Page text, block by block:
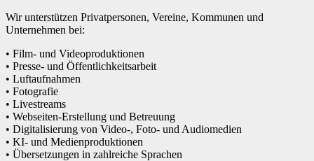
Wir unterstützen Privatpersonen, Vereine, Kommunen und
Unternehmen bei:
• Film- und Videoproduktionen
• Presse- und Öffentlichkeitsarbeit
• Luftaufnahmen
• Fotografie
• Livestreams
• Webseiten-Erstellung und Betreuung
• Digitalisierung von Video-, Foto- und Audiomedien
• KI- und Medienproduktionen
• Übersetzungen in zahlreiche Sprachen